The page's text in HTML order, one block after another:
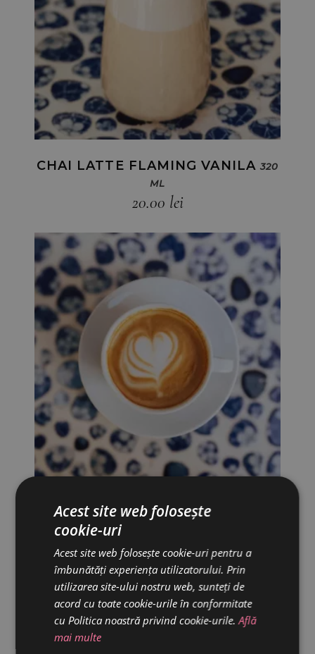
CHAI LATTE FLAMING VANILA 320
ML
20.00 lei
CAPPUCCINO GRANDE
18.00
Acest site web folosește
cookie-uri
Acest site web folosește cookie-uri pentru a
îmbunătăți experiența utilizatorului. Prin
utilizarea site-ului nostru web, sunteți de
acord cu toate cookie-urile în conformitate
cu Politica noastră privind cookie-urile. Află
mai multe